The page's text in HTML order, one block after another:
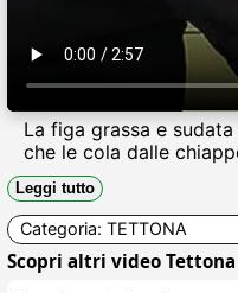
La figa grassa e
che le cola dalle
Leggi tutto
Categoria: TETTONA
Scopri altri video